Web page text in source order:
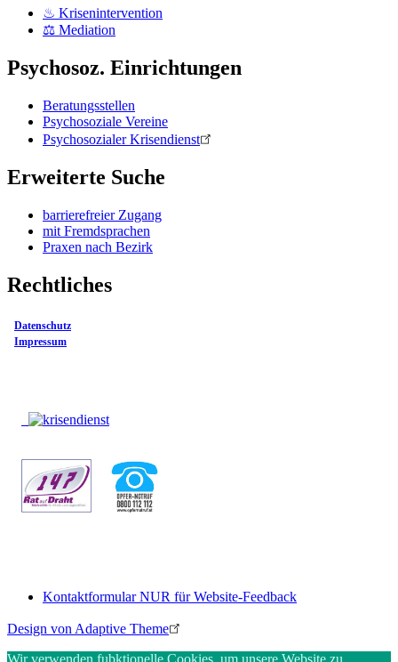
♨ Krisenintervention
⚖ Mediation
Psychosoz. Einrichtungen
Beratungsstellen
Psychosoziale Vereine
Psychosozialer Krisendienst
Erweiterte Suche
barrierefreier Zugang
mit Fremdsprachen
Praxen nach Bezirk
Rechtliches
Datenschutz
Impressum
Footer
menu
Kontaktformular NUR für Website-Feedback
Design von Adaptive Theme
Wir verwenden fubktionelle Cookies, um unsere Website zu